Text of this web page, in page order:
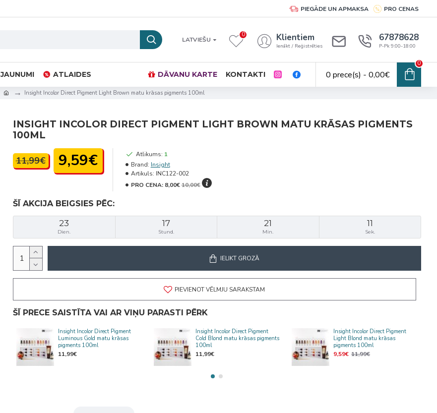
PIEGĀDE UN APMAKSA PRO CENAS
LATVIEŠU
0 Klientiem
Ienākt / Reģistrēties
67878628
P-Pk 9:00-18:00
JAUNUMI ATLAIDES DĀVANU KARTE KONTAKTI 0 prece(s) - 0,00€
0
Insight Incolor Direct Pigment Light Brown matu krāsas pigments 100ml
INSIGHT INCOLOR DIRECT PIGMENT LIGHT BROWN MATU KRĀSAS PIGMENTS
100ML
ŠĪ AKCIJA BEIGSIES PĒC:
23
Dien.
17
Stund.
21
Min.
11
Sek.
11,99€ 9,59€ Atlikums: 1
Brand: Insight
Artikuls: INC122-002
PRO CENA: 8,00€10,00€
IELIKT GROZĀ
PIEVIENOT VĒLMJU SARAKSTAM
ŠĪ PRECE SAISTĪTA VAI AR VIŅU PARASTI PĒRK
Insight Incolor Direct Pigment
Luminous Gold matu krāsas
pigments 100ml
11,99€
Insight Incolor Direct Pigment
Cold Blond matu krāsas pigments
100ml
11,99€
Insight Incolor Direct Pigment
Light Blond matu krāsas
pigments 100ml
9,59€ 11,99€